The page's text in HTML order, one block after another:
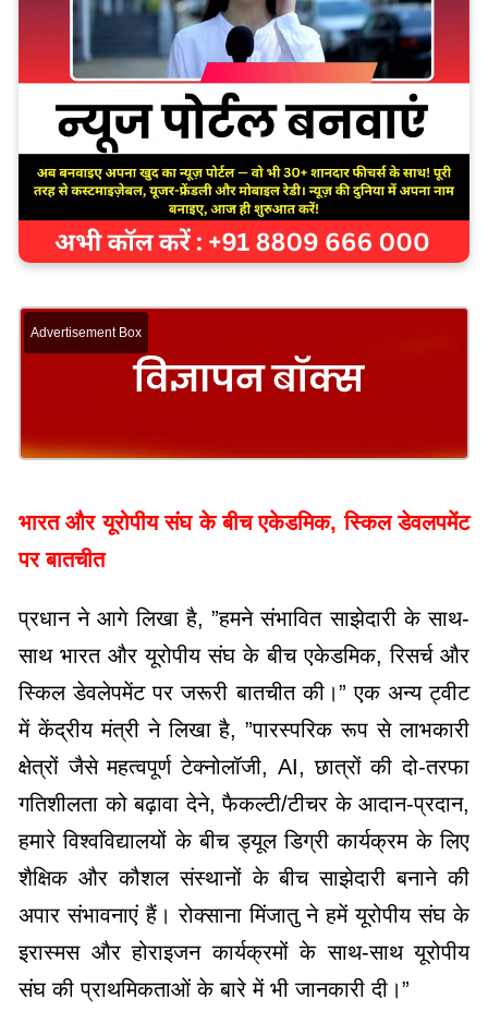
Advertisement Box
भारत और यूरोपीय संघ के बीच एकेडमिक, स्किल डेवलपमेंट
पर बातचीत
प्रधान ने आगे लिखा है, ”हमने संभावित साझेदारी के साथ-
साथ भारत और यूरोपीय संघ के बीच एकेडमिक, रिसर्च और
स्किल डेवलेपमेंट पर जरूरी बातचीत की।” एक अन्य ट्वीट
में केंद्रीय मंत्री ने लिखा है, ”पारस्परिक रूप से लाभकारी
क्षेत्रों जैसे महत्वपूर्ण टेक्नोलॉजी, AI, छात्रों की दो-तरफा
गतिशीलता को बढ़ावा देने, फैकल्टी/टीचर के आदान-प्रदान,
हमारे विश्वविद्यालयों के बीच ड्यूल डिग्री कार्यक्रम के लिए
शैक्षिक और कौशल संस्थानों के बीच साझेदारी बनाने की
अपार संभावनाएं हैं। रोक्साना मिंजातु ने हमें यूरोपीय संघ के
इरास्मस और होराइजन कार्यक्रमों के साथ-साथ यूरोपीय
संघ की प्राथमिकताओं के बारे में भी जानकारी दी।”